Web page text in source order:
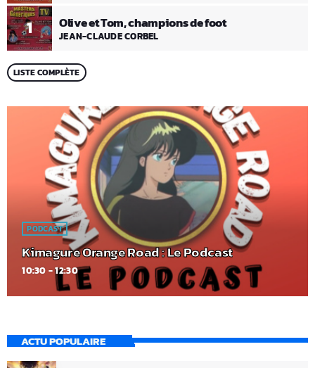
1 Olive et Tom, champions de foot
JEAN-CLAUDE CORBEL
LISTE COMPLÈTE
PODCAST
Kimagure Orange Road : Le Podcast
10:30 - 12:30
ACTU POPULAIRE